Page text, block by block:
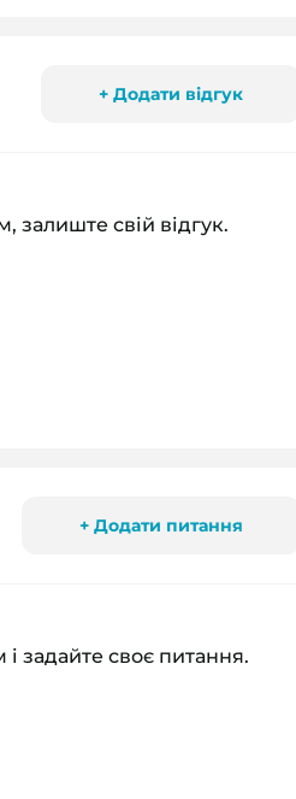
+ Додати відгук
залиште свій відгук.
+ Додати питання
задайте своє питання.